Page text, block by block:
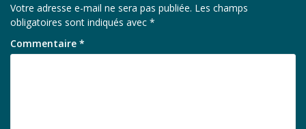
Votre adresse e-mail ne sera pas publiée. Les champs
obligatoires sont indiqués avec *
Commentaire *